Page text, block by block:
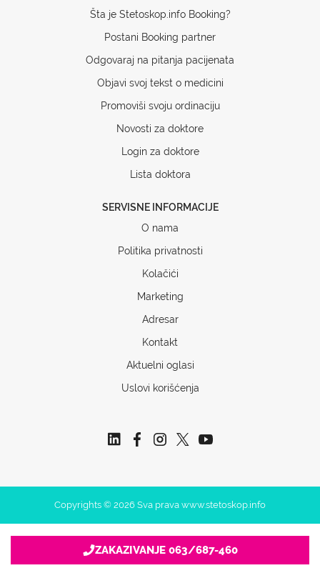
Šta je Stetoskop.info Booking?
Postani Booking partner
Odgovaraj na pitanja pacijenata
Objavi svoj tekst o medicini
Promoviši svoju ordinaciju
Novosti za doktore
Login za doktore
Lista doktora
SERVISNE INFORMACIJE
O nama
Politika privatnosti
Kolačići
Marketing
Adresar
Kontakt
Aktuelni oglasi
Uslovi korišćenja
Copyrights © 2026 Sva prava www.stetoskop.info
ZAKAZIVANJE 063/687-460